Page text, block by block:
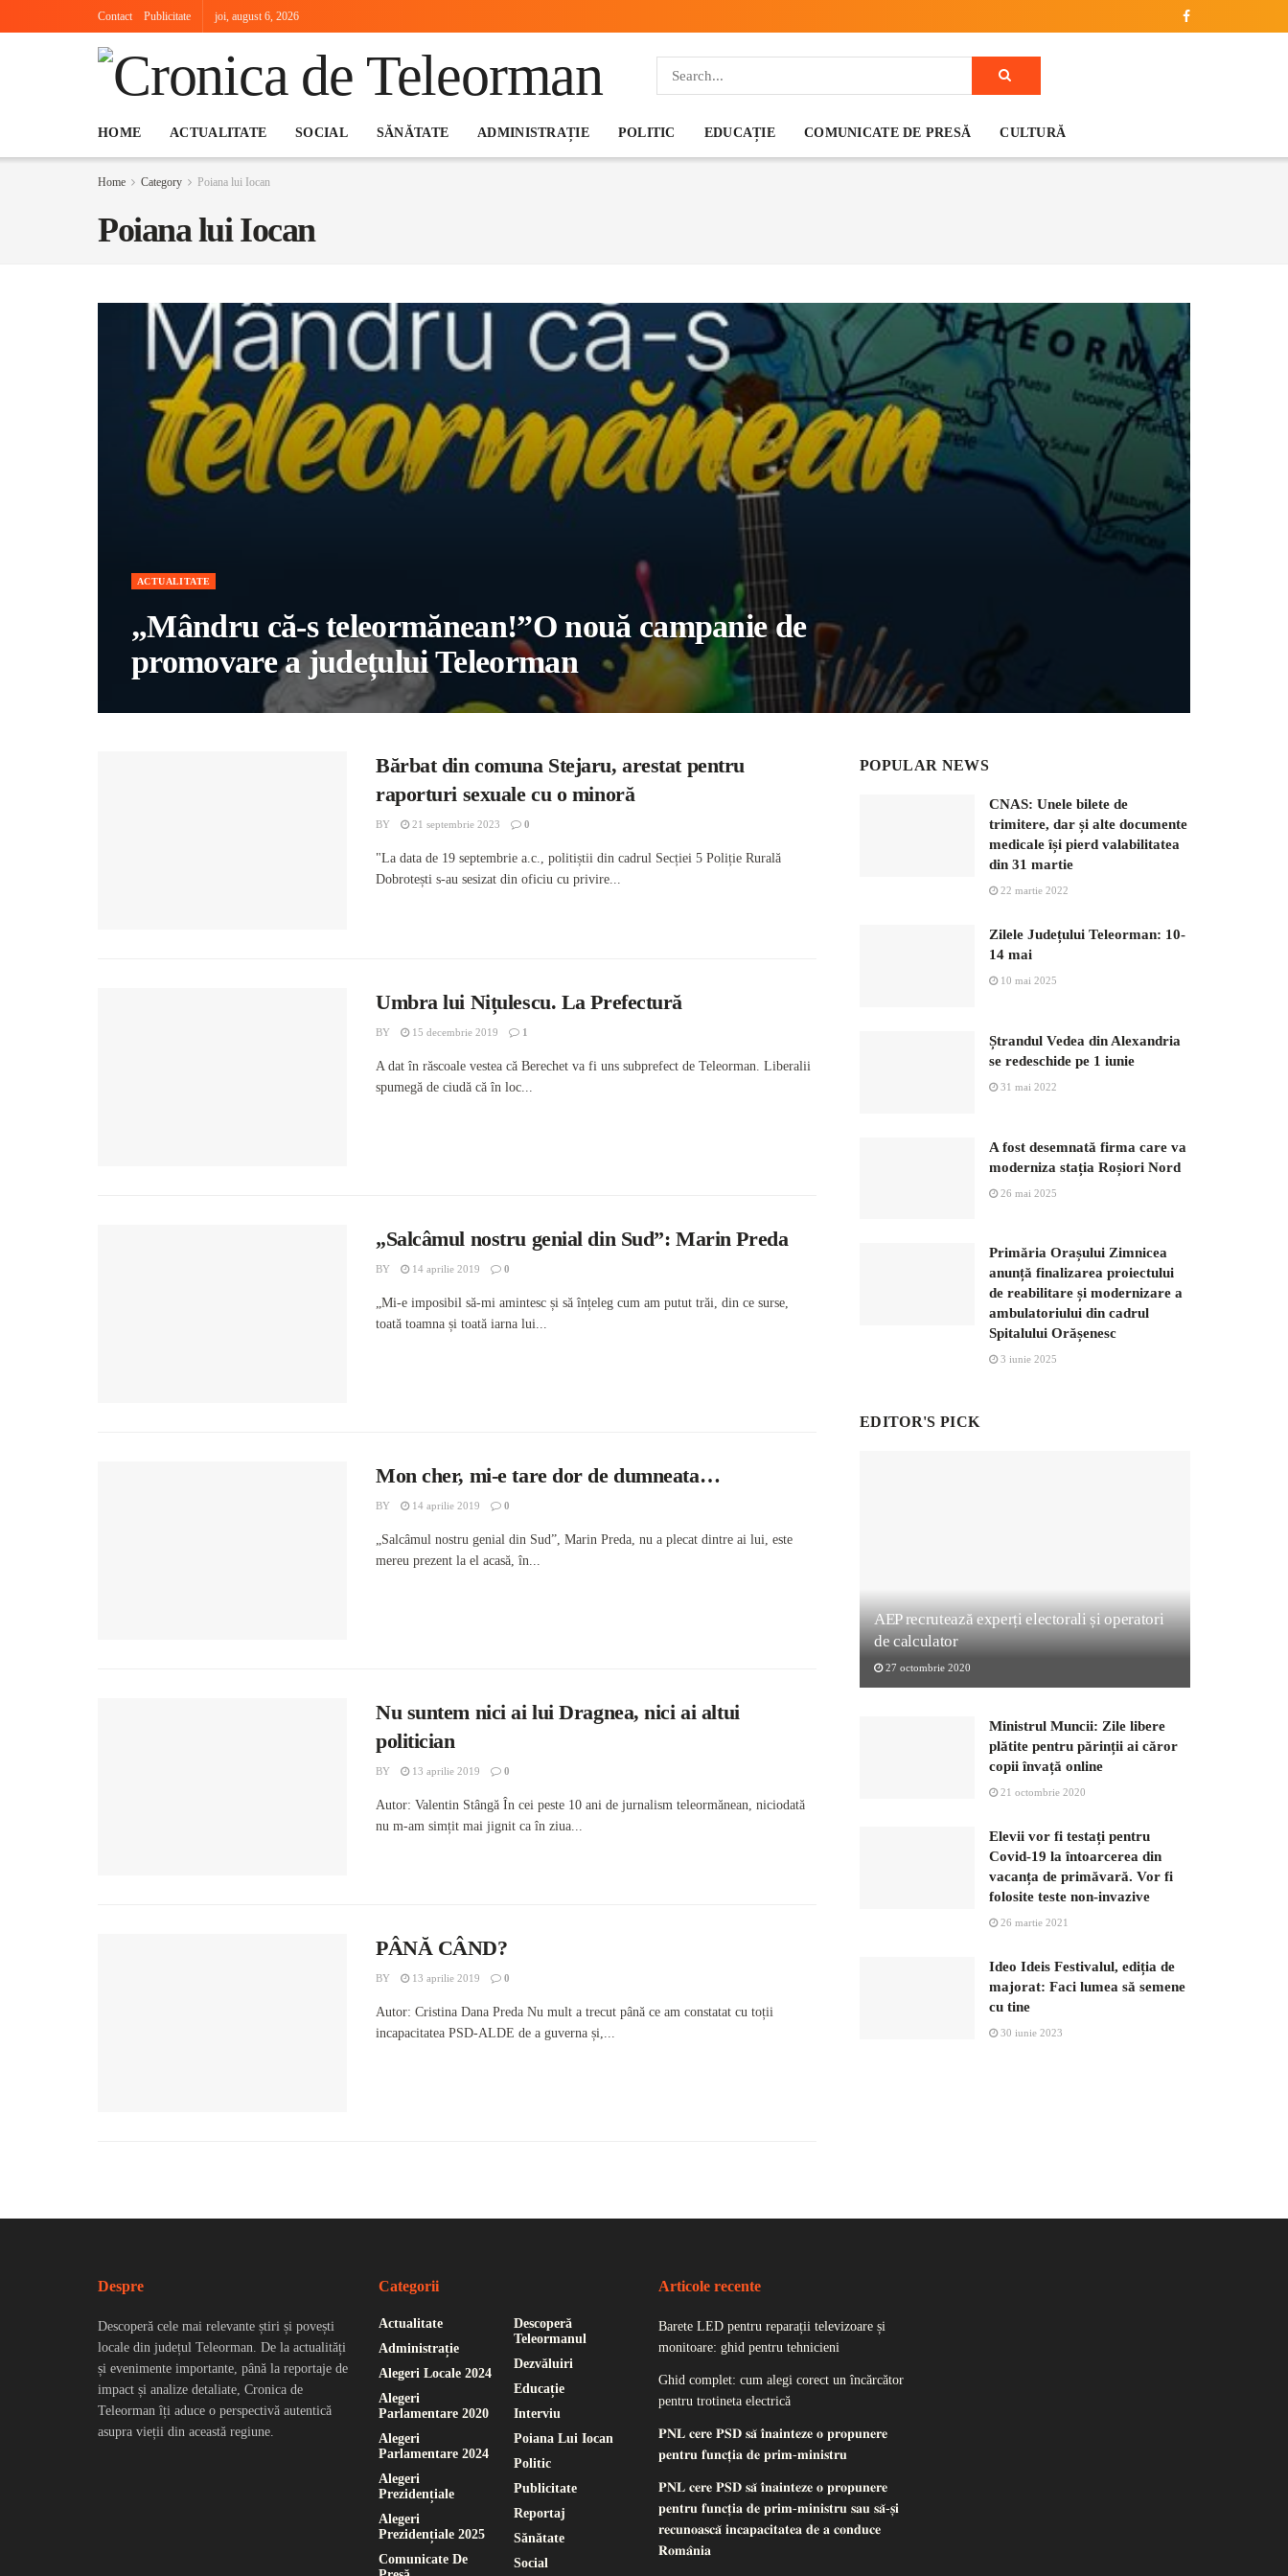
Contact Publicitate joi, august 6, 2026
HOME ACTUALITATE SOCIAL SĂNĂTATE ADMINISTRAȚIE POLITIC EDUCAȚIE COMUNICATE DE PRESĂ CULTURĂ
Home Category Poiana lui Iocan
Poiana lui Iocan
ACTUALITATE
„Mândru că-s teleormănean!”O nouă campanie de
promovare a județului Teleorman
Bărbat din comuna Stejaru, arestat pentru
raporturi sexuale cu o minoră
BY 21 septembrie 2023 0
"La data de 19 septembrie a.c., politiștii din cadrul Secției 5 Poliție Rurală
Dobrotești s-au sesizat din oficiu cu privire...
Umbra lui Nițulescu. La Prefectură
BY 15 decembrie 2019 1
A dat în răscoale vestea că Berechet va fi uns subprefect de Teleorman. Liberalii
spumegă de ciudă că în loc...
„Salcâmul nostru genial din Sud”: Marin Preda
BY 14 aprilie 2019 0
„Mi-e imposibil să-mi amintesc și să înțeleg cum am putut trăi, din ce surse,
toată toamna și toată iarna lui...
Mon cher, mi-e tare dor de dumneata…
BY 14 aprilie 2019 0
„Salcâmul nostru genial din Sud”, Marin Preda, nu a plecat dintre ai lui, este
mereu prezent la el acasă, în...
Nu suntem nici ai lui Dragnea, nici ai altui
politician
BY 13 aprilie 2019 0
Autor: Valentin Stângă În cei peste 10 ani de jurnalism teleormănean, niciodată
nu m-am simțit mai jignit ca în ziua...
PÂNĂ CÂND?
BY 13 aprilie 2019 0
Autor: Cristina Dana Preda Nu mult a trecut până ce am constatat cu toții
incapacitatea PSD-ALDE de a guverna și,...
POPULAR NEWS
CNAS: Unele bilete de
trimitere, dar și alte documente
medicale își pierd valabilitatea
din 31 martie
22 martie 2022
Zilele Județului Teleorman: 10-
14 mai
10 mai 2025
Ștrandul Vedea din Alexandria
se redeschide pe 1 iunie
31 mai 2022
A fost desemnată firma care va
moderniza stația Roșiori Nord
26 mai 2025
Primăria Orașului Zimnicea
anunță finalizarea proiectului
de reabilitare și modernizare a
ambulatoriului din cadrul
Spitalului Orășenesc
3 iunie 2025
EDITOR'S PICK
AEP recrutează experți electorali și operatori
de calculator
27 octombrie 2020
Ministrul Muncii: Zile libere
plătite pentru părinții ai căror
copii învață online
21 octombrie 2020
Elevii vor fi testați pentru
Covid-19 la întoarcerea din
vacanța de primăvară. Vor fi
folosite teste non-invazive
26 martie 2021
Ideo Ideis Festivalul, ediția de
majorat: Faci lumea să semene
cu tine
30 iunie 2023
Despre
Descoperă cele mai relevante știri și povești
locale din județul Teleorman. De la actualități
și evenimente importante, până la reportaje de
impact și analize detaliate, Cronica de
Teleorman îți aduce o perspectivă autentică
asupra vieții din această regiune.
Categorii
Actualitate
Administrație
Alegeri Locale 2024
Alegeri
Parlamentare 2020
Alegeri
Parlamentare 2024
Alegeri
Prezidențiale
Alegeri
Prezidențiale 2025
Comunicate De
Descoperă
Teleormanul
Dezvăluiri
Educație
Interviu
Poiana Lui Iocan
Politic
Publicitate
Reportaj
Sănătate
Social
Articole recente
Barete LED pentru reparații televizoare și
monitoare: ghid pentru tehnicieni
Ghid complet: cum alegi corect un încărcător
pentru trotineta electrică
𝐏𝐍𝐋 𝐜𝐞𝐫𝐞 𝐏𝐒𝐃 𝐬𝐚̆ 𝐢̂𝐧𝐚𝐢𝐧𝐭𝐞𝐳𝐞 𝐨 𝐩𝐫𝐨𝐩𝐮𝐧𝐞𝐫𝐞
𝐩𝐞𝐧𝐭𝐫𝐮 𝐟𝐮𝐧𝐜𝐭̦𝐢𝐚 𝐝𝐞 𝐩𝐫𝐢𝐦-𝐦𝐢𝐧𝐢𝐬𝐭𝐫𝐮
𝐏𝐍𝐋 𝐜𝐞𝐫𝐞 𝐏𝐒𝐃 𝐬𝐚̆ 𝐢̂𝐧𝐚𝐢𝐧𝐭𝐞𝐳𝐞 𝐨 𝐩𝐫𝐨𝐩𝐮𝐧𝐞𝐫𝐞
𝐩𝐞𝐧𝐭𝐫𝐮 𝐟𝐮𝐧𝐜𝐭̦𝐢𝐚 𝐝𝐞 𝐩𝐫𝐢𝐦-𝐦𝐢𝐧𝐢𝐬𝐭𝐫𝐮 𝐬𝐚𝐮 𝐬𝐚̆-𝐬̦𝐢
𝐫𝐞𝐜𝐮𝐧𝐨𝐚𝐬𝐜𝐚̆ 𝐢𝐧𝐜𝐚𝐩𝐚𝐜𝐢𝐭𝐚𝐭𝐞𝐚 𝐝𝐞 𝐚 𝐜𝐨𝐧𝐝𝐮𝐜𝐞
𝐑𝐨𝐦𝐚̂𝐧𝐢𝐚